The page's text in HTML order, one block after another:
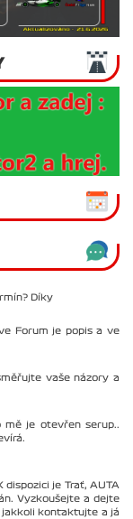
Díky
Forum je popis a ve
vaše názory a
je otevřen serup..
je Trať, AUTA
Vyzkoušejte a dejte
kontaktujte a já